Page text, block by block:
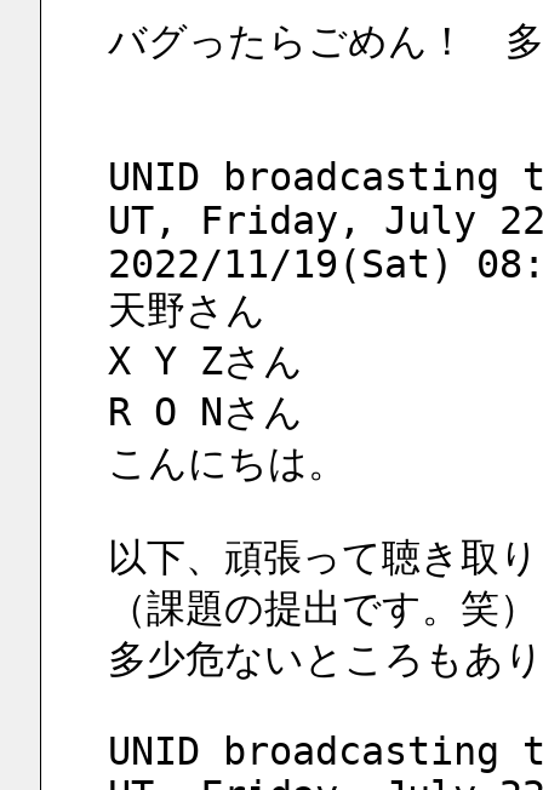
バグったらごめん！　
UNID broadcasting
UT, Friday, July
2022/11/19(Sat)
天野さん
X Y Zさん
R O Nさん
こんにちは。
以下、頑張って聴き取
（課題の提出です。笑）
多少危ないところもあ
UNID broadcasting